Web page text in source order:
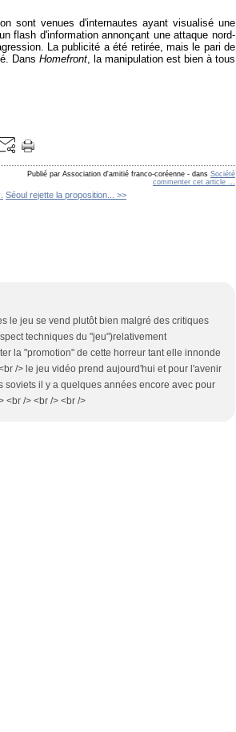
sont venues d'internautes ayant visualisé une
flash d'information annonçant une attaque nord-
La publicité a été retirée, mais le pari de
Dans Homefront, la manipulation est bien à tous
Publié par Association d'amitié franco-coréenne - dans Société
commenter cet article …
Séoul rejette la proposition... >>
le jeu se vend plutôt bien malgré des critiques
techniques du "jeu")relativement
la "promotion" de cette horreur tant elle innonde
/> le jeu vidéo prend aujourd'hui et pour l'avenir
soviets il y a quelques années encore avec pour
<br /> <br /> <br />